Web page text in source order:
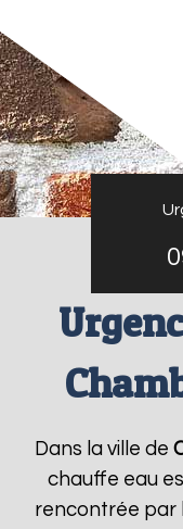
Dans la ville de
chauffe eau
rencontrée par